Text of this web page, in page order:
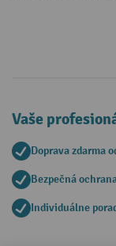
Vaše
Doprava zdarma
Bezpečná
Individuálne